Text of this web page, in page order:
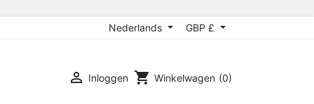
Nederlands GBP £
 Inloggen shopping_cart Winkelwagen (0)